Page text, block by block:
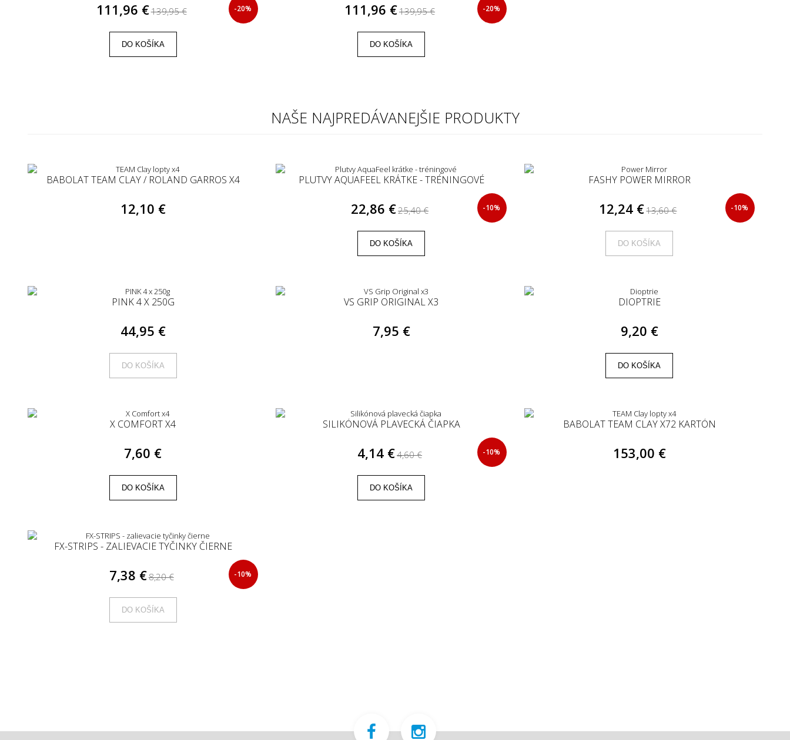
111,96 €139,95 € -20%
DO KOŠÍKA
111,96 €139,95 € -20%
DO KOŠÍKA
NAŠE NAJPREDÁVANEJŠIE PRODUKTY
BABOLAT TEAM CLAY / ROLAND GARROS X4
12,10 €
PLUTVY AQUAFEEL KRÁTKE - TRÉNINGOVÉ
22,86 €25,40 € -10%
DO KOŠÍKA
FASHY POWER MIRROR
12,24 €13,60 € -10%
DO KOŠÍKA
PINK 4 X 250G
44,95 €
DO KOŠÍKA
VS GRIP ORIGINAL X3
7,95 €
DIOPTRIE
9,20 €
DO KOŠÍKA
X COMFORT X4
7,60 €
DO KOŠÍKA
SILIKÓNOVÁ PLAVECKÁ ČIAPKA
4,14 €4,60 € -10%
DO KOŠÍKA
BABOLAT TEAM CLAY X72 KARTÓN
153,00 €
FX-STRIPS - ZALIEVACIE TYČINKY ČIERNE
7,38 €8,20 € -10%
DO KOŠÍKA